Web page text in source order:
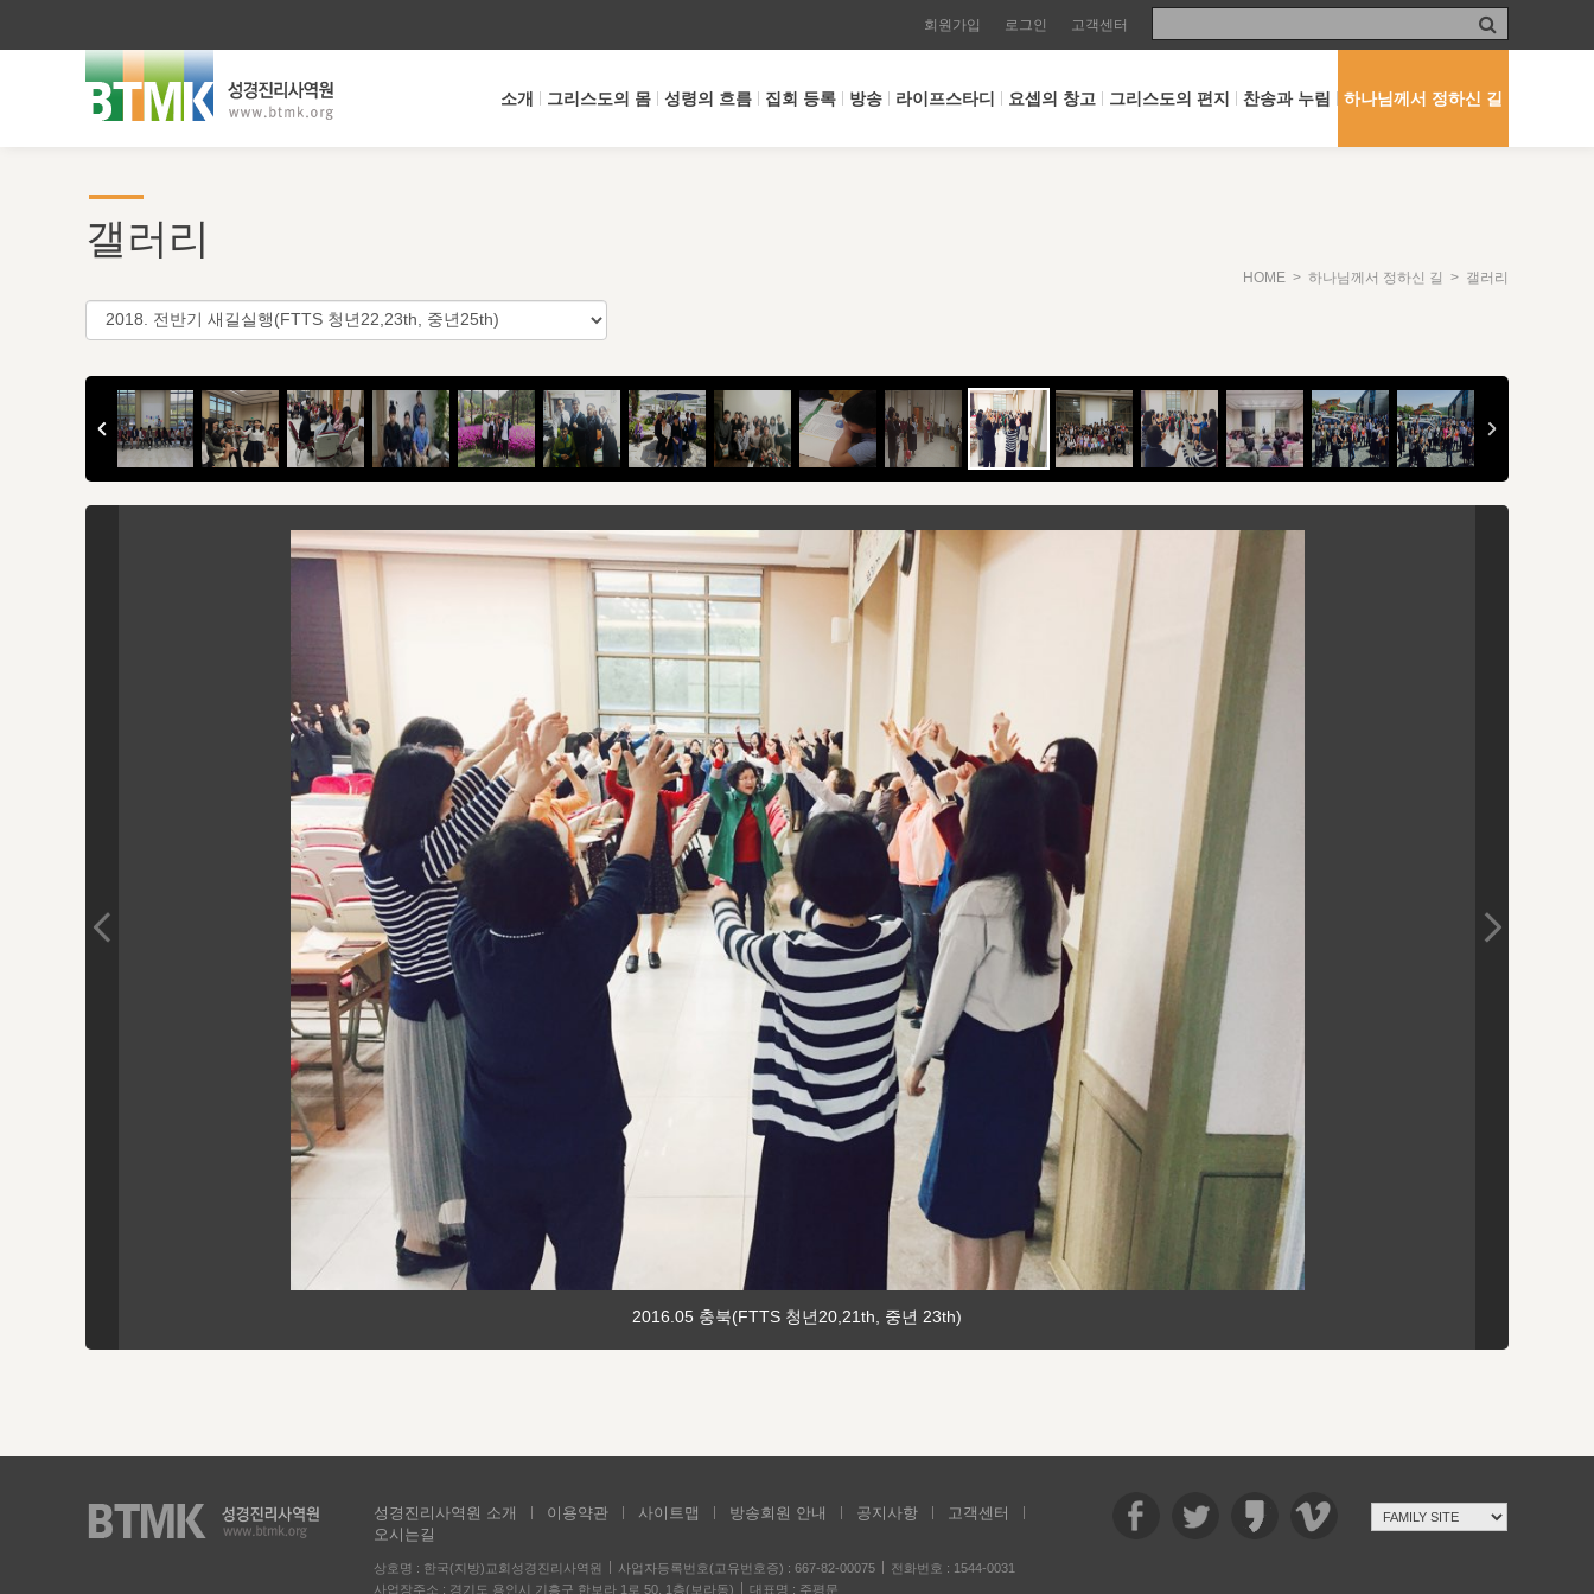
회원가입 로그인 고객센터
소개 그리스도의 몸 성령의 흐름 집회 등록 방송 라이프스타디 요셉의 창고 그리스도의 편지 찬송과 누림 하나님께서 정하신 길
갤러리
HOME > 하나님께서 정하신 길 > 갤러리
2016.05 충북(FTTS 청년20,21th, 중년 23th)
성경진리사역원 소개 이용약관 사이트맵 방송회원 안내 공지사항
고객센터
오시는길
상호명 : 한국(지방)교회성경진리사역원 사업자등록번호(고유번호증) : 667-82-00075
전화번호 : 1544-0031
사업장주소 : 경기도 용인시 기흥구 한보라 1로 50, 1층(보라동)
대표명 : 주평문